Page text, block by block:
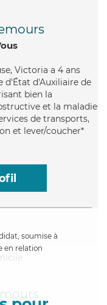
Victoria a 4 ans
d'État d'Auxiliaire de
bien la
et la maladie
de transports,
et lever/coucher*
soumise à
en relation